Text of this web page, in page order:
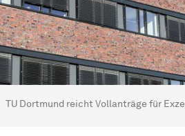
TU Dortmund reicht Vollanträge für